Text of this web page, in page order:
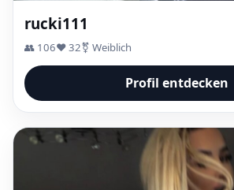
rucki111
👥 106❤️ 32⚧ Weiblich
Profil entdecken